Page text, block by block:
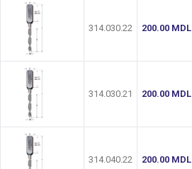
314.030.22 200.00 MDL
314.030.21 200.00 MDL
314.040.22 200.00 MDL